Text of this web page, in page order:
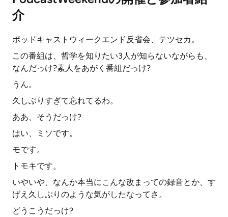
介
ポッドキャストウィークエンド反省会、テツセカ。
この番組は、哲学を知りたい3人が知らないながらも、
なんだっけ?素人をあがく番組だっけ?
うん。
久しぶりすぎて忘れてるわ。
ああ、そうだっけ?
はい、ミソです。
モです。
トモキです。
いやいや、なんか本当にこんな改まっての録音とか、す
げえ久しぶりのような気がしたなってさ。
どうこうだっけ?